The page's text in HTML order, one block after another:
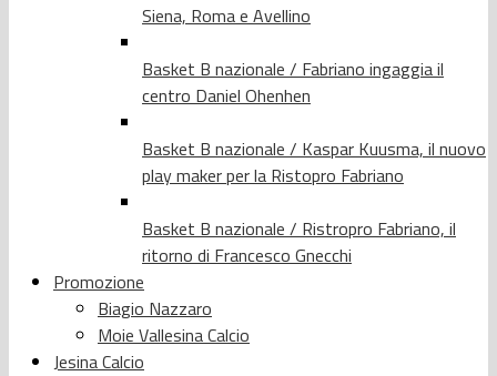
Siena, Roma e Avellino
Basket B nazionale / Fabriano ingaggia il
centro Daniel Ohenhen
Basket B nazionale / Kaspar Kuusma, il nuovo
play maker per la Ristopro Fabriano
Basket B nazionale / Ristropro Fabriano, il
ritorno di Francesco Gnecchi
Promozione
Biagio Nazzaro
Moie Vallesina Calcio
Jesina Calcio